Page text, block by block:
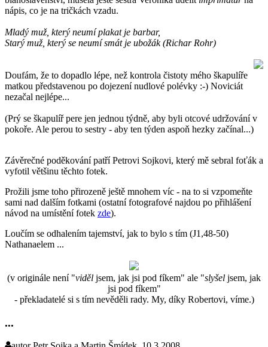
nápis, co je na tričkách vzadu.
Mladý muž, který neumí plakat je barbar,
Starý muž, který se neumí smát je ubožák (Richar Rohr)
Doufám, že to dopadlo lépe, než kontrola čistoty mého škapulíře
matkou představenou po dojezení nudlové polévky :-) Noviciát
nezačal nejlépe...
(Prý se škapulíř pere jen jednou týdně, aby byli otcové udržování v
pokoře. Ale perou to sestry - aby ten týden aspoň hezky začínal...)
Závěrečné poděkování patří Petrovi Sojkovi, který mě sebral foťák a
vyfotil většinu těchto fotek.
Prožili jsme toho přirozeně ještě mnohem víc - na to si vzpomeňte
sami nad dalším fotkami (ostatní fotografové najdou po přihlášení
návod na umístění fotek zde).
Loučím se odhalením tajemství, jak to bylo s tím (J1,48-50)
Nathanaelem ...
(v originále není "viděl jsem, jak jsi pod fíkem" ale "slyšel jsem, jak
jsi pod fíkem"
- překladatelé si s tím nevěděli rady. My, díky Robertovi, víme.)
...